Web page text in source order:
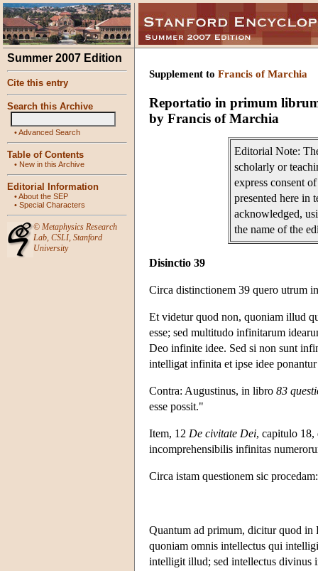
Summer 2007 Edition
Cite this entry
Search this Archive
•Advanced Search
Table of Contents
• New in this Archive
Editorial Information
•About the SEP
• Special Characters
© Metaphysics Research
Lab, CSLI, Stanford
University
Supplement to Francis of Marchia
Reportatio in primum
by Francis of Marchia
Editorial Note:
scholarly or
express consent
presented here in
acknowledged,
the name of the
Disinctio 39
Circa distinctionem 39 quero utrum
Et videtur quod non, quoniam illud
esse; sed multitudo infinitarum
Deo infinite idee. Sed si non sunt
intelligat infinita et ipse idee
Contra: Augustinus, in libro 83
esse possit."
Item, 12 De civitate Dei, capitulo 18,
incomprehensibilis infinitas
Circa istam questionem sic
Quantum ad primum, dicitur quod in
quoniam omnis intellectus qui
intelligit illud; sed intellectus divinus